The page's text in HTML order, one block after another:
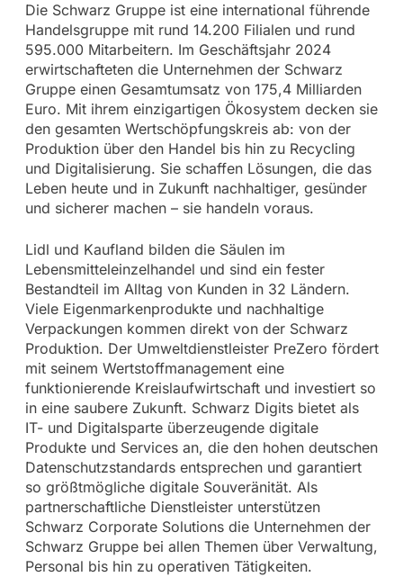
Die Schwarz Gruppe ist eine international führende
Handelsgruppe mit rund 14.200 Filialen und rund
595.000 Mitarbeitern. Im Geschäftsjahr 2024
erwirtschafteten die Unternehmen der Schwarz
Gruppe einen Gesamtumsatz von 175,4 Milliarden
Euro. Mit ihrem einzigartigen Ökosystem decken sie
den gesamten Wertschöpfungskreis ab: von der
Produktion über den Handel bis hin zu Recycling
und Digitalisierung. Sie schaffen Lösungen, die das
Leben heute und in Zukunft nachhaltiger, gesünder
und sicherer machen – sie handeln voraus.
Lidl und Kaufland bilden die Säulen im
Lebensmitteleinzelhandel und sind ein fester
Bestandteil im Alltag von Kunden in 32 Ländern.
Viele Eigenmarkenprodukte und nachhaltige
Verpackungen kommen direkt von der Schwarz
Produktion. Der Umweltdienstleister PreZero fördert
mit seinem Wertstoffmanagement eine
funktionierende Kreislaufwirtschaft und investiert so
in eine saubere Zukunft. Schwarz Digits bietet als
IT- und Digitalsparte überzeugende digitale
Produkte und Services an, die den hohen deutschen
Datenschutzstandards entsprechen und garantiert
so größtmögliche digitale Souveränität. Als
partnerschaftliche Dienstleister unterstützen
Schwarz Corporate Solutions die Unternehmen der
Schwarz Gruppe bei allen Themen über Verwaltung,
Personal bis hin zu operativen Tätigkeiten.